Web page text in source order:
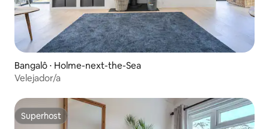
Bangalô ⋅ Holme-next-the-Sea
Velejador/a
Superhost
Superhost